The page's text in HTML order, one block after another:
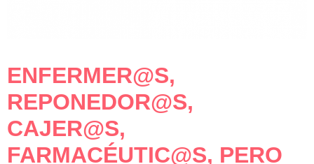
ENFERMER@S,
REPONEDOR@S,
CAJER@S,
FARMACÉUTIC@S, PERO